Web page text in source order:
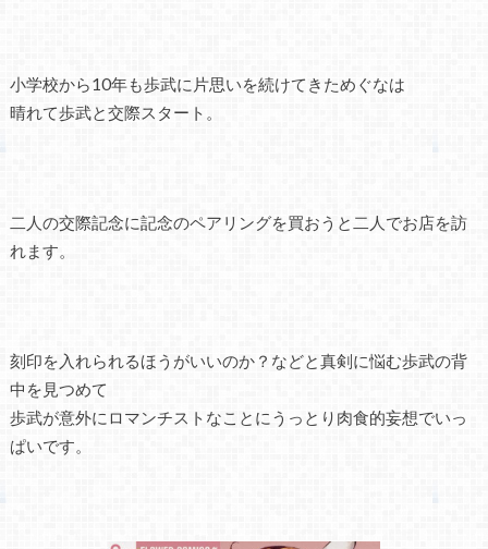
小学校から10年も歩武に片思いを続けてきためぐなは
晴れて歩武と交際スタート。
二人の交際記念に記念のペアリングを買おうと二人でお店を訪
れます。
刻印を入れられるほうがいいのか？などと真剣に悩む歩武の背
中を見つめて
歩武が意外にロマンチストなことにうっとり肉食的妄想でいっ
ぱいです。